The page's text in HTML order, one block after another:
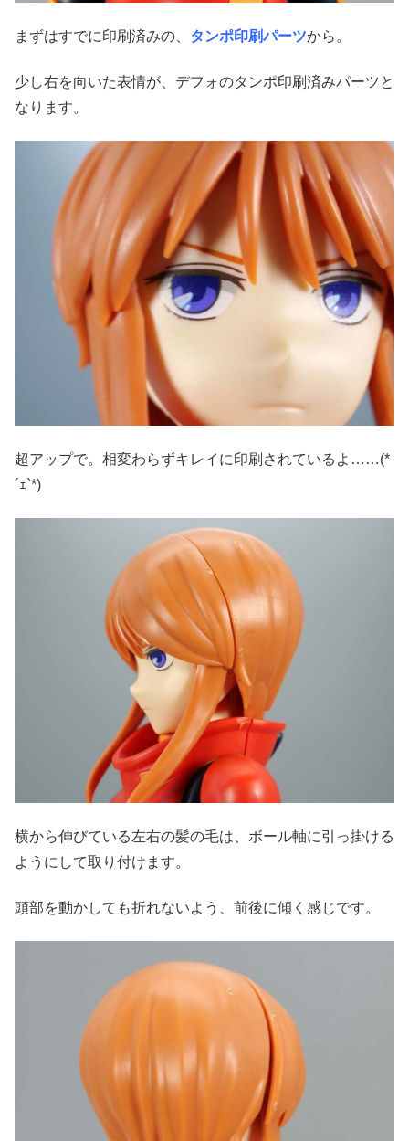
まずはすでに印刷済みの、 タンポ印刷パーツから。
少し右を向いた表情が、デフォのタンポ印刷済みパーツと
なります。
超アップで。相変わらずキレイに印刷されているよ……(*
´ｪ`*)
横から伸びている左右の髪の毛は、ボール軸に引っ掛ける
ようにして取り付けます。
頭部を動かしても折れないよう、前後に傾く感じです。